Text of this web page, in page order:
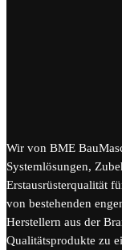
Wir von BME
Systemlösungen,
Erstausrüsterqualität
von bestehenden
Herstellern aus der
Qualitätsprodukte zu